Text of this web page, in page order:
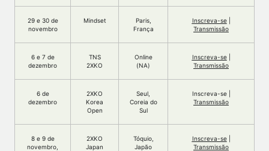
29 e 30 de
novembro
Mindset
Paris,
França
Inscreva-se|
Transmissão
6 e 7 de
dezembro
TNS
2XKO
Online
(NA)
Inscreva-se|
Transmissão
6 de
dezembro
2XKO
Korea
Open
Seul,
Coreia do
Sul
Inscreva-se |
Transmissão
8 e 9 de
novembro,
2XKO
Japan
Tóquio,
Japão
Inscreva-se|
Transmissão